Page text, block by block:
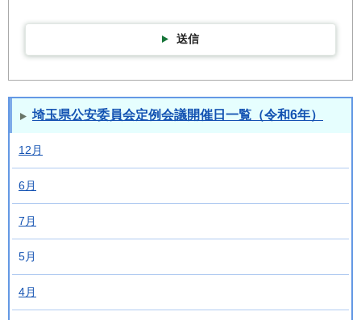
送信
埼玉県公安委員会定例会議開催日一覧（令和6年）
12月
6月
7月
5月
4月